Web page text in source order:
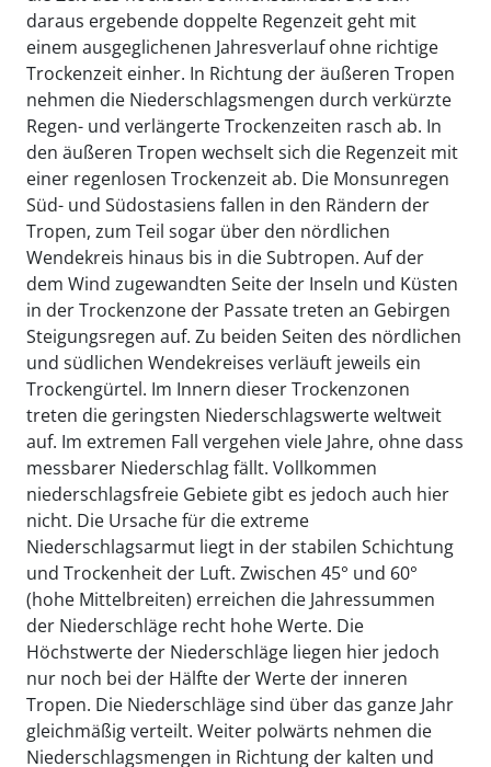
daraus ergebende doppelte Regenzeit geht mit
einem ausgeglichenen Jahresverlauf ohne richtige
Trockenzeit einher. In Richtung der äußeren Tropen
nehmen die Niederschlagsmengen durch verkürzte
Regen- und verlängerte Trockenzeiten rasch ab. In
den äußeren Tropen wechselt sich die Regenzeit mit
einer regenlosen Trockenzeit ab. Die Monsunregen
Süd- und Südostasiens fallen in den Rändern der
Tropen, zum Teil sogar über den nördlichen
Wendekreis hinaus bis in die Subtropen. Auf der
dem Wind zugewandten Seite der Inseln und Küsten
in der Trockenzone der Passate treten an Gebirgen
Steigungsregen auf. Zu beiden Seiten des nördlichen
und südlichen Wendekreises verläuft jeweils ein
Trockengürtel. Im Innern dieser Trockenzonen
treten die geringsten Niederschlagswerte weltweit
auf. Im extremen Fall vergehen viele Jahre, ohne dass
messbarer Niederschlag fällt. Vollkommen
niederschlagsfreie Gebiete gibt es jedoch auch hier
nicht. Die Ursache für die extreme
Niederschlagsarmut liegt in der stabilen Schichtung
und Trockenheit der Luft. Zwischen 45° und 60°
(hohe Mittelbreiten) erreichen die Jahressummen
der Niederschläge recht hohe Werte. Die
Höchstwerte der Niederschläge liegen hier jedoch
nur noch bei der Hälfte der Werte der inneren
Tropen. Die Niederschläge sind über das ganze Jahr
gleichmäßig verteilt. Weiter polwärts nehmen die
Niederschlagsmengen in Richtung der kalten und